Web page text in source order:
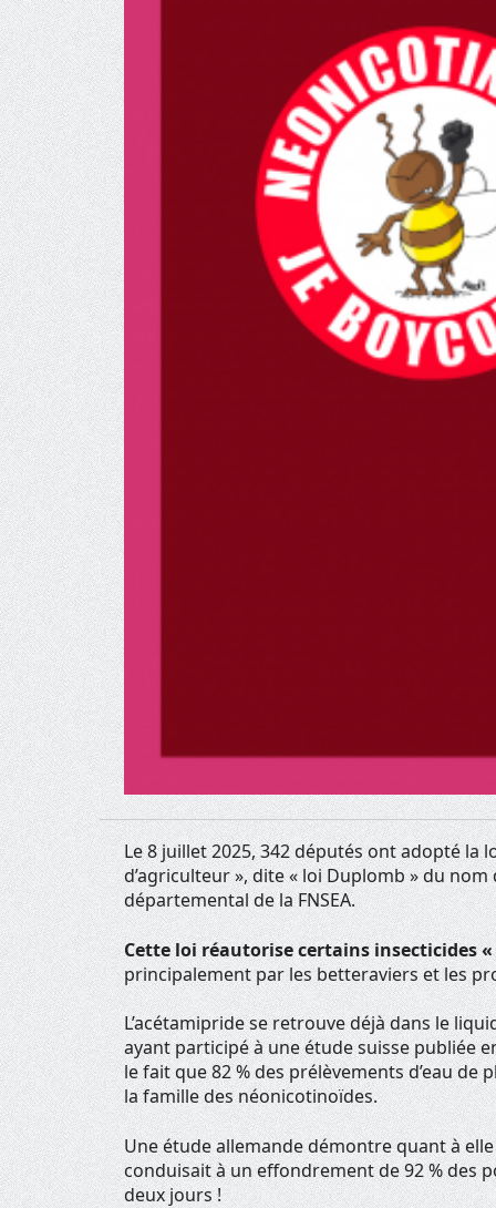
Le 8 juillet 2025, 342 députés ont adopté
d’agriculteur », dite « loi Duplomb » du
départemental de la FNSEA.
Cette loi réautorise certains insecticides
principalement par les betteraviers et les
L’acétamipride se retrouve déjà dans le
ayant participé à une étude suisse publiée
le fait que 82 % des prélèvements d’eau
la famille des néonicotinoïdes.
Une étude allemande démontre quant à
conduisait à un effondrement de 92 % des
deux jours !